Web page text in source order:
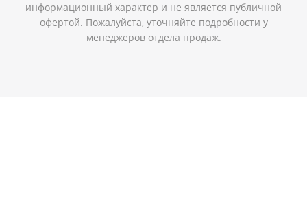
информационный характер и не является публичной
офертой. Пожалуйста, уточняйте подробности у
менеджеров отдела продаж.